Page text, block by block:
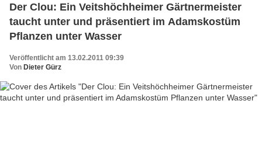
Der Clou: Ein Veitshöchheimer Gärtnermeister
taucht unter und präsentiert im Adamskostüm
Pflanzen unter Wasser
Veröffentlicht am 13.02.2011 09:39
Von Dieter Gürz